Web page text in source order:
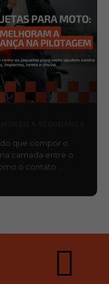
que compor o
camada entre o
o contato …